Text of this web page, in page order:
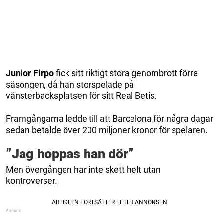
Junior Firpofick sitt riktigt stora genombrott förra
säsongen, då han storspelade på
vänsterbacksplatsen för sitt Real Betis.
Framgångarna ledde till att Barcelona för några dagar
sedan betalde över 200 miljoner kronor för spelaren.
”Jag hoppas han dör”
Men övergången har inte skett helt utan
kontroverser.